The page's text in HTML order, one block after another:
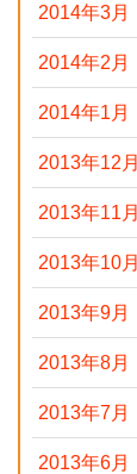
2014年3月
2014年2月
2014年1月
2013年12月
2013年11月
2013年10月
2013年9月
2013年8月
2013年7月
2013年6月